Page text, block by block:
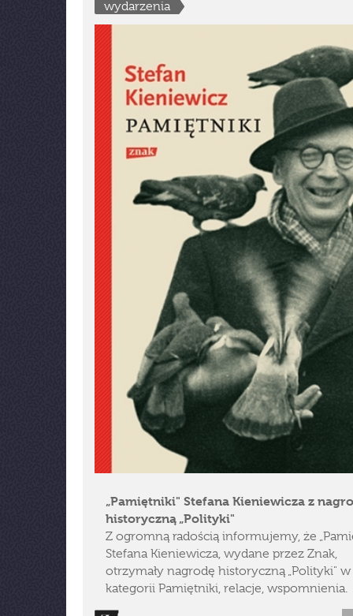
wydarzenia
„Pamiętniki" Stefana Kieniewicza z
historyczną „Polityki"
Z ogromną radością informujemy, że
Stefana Kieniewicza, wydane przez Znak,
otrzymały nagrodę historyczną „Polityki" w
kategorii Pamiętniki, relacje, wspomnienia.